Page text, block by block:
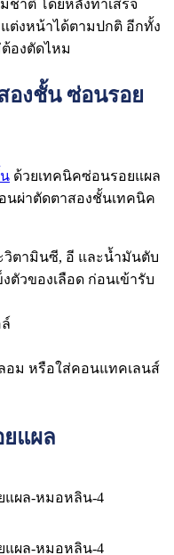
ชาติ โดยหลังทำเสร็จ
ต่งหน้าได้ตามปกติ อีกทั้ง
องตัดไหม
องชั้น ซ่อนรอย
ด้วยเทคนิคซ่อนรอยแผล
นผ่าตัดตาสองชั้นเทคนิค
วิตามินซี, อี และน้ำมันตับ
ตัวของเลือด ก่อนเข้ารับ
อม หรือใส่คอนแทคเลนส์
แผล